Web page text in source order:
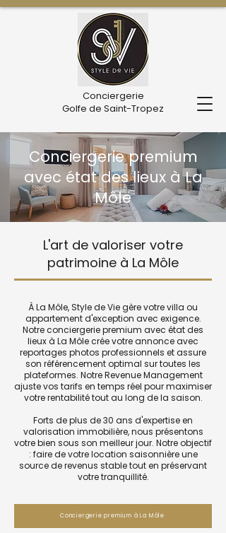
Conciergerie
Golfe de Saint-Tropez
Conciergerie premium
avec état des lieux à La
Môle
L'art de valoriser votre
patrimoine à La Môle
À La Môle, Style de Vie gère votre villa ou
appartement d'exception avec exigence.
Notre conciergerie premium avec état des
lieux à La Môle crée votre annonce avec
reportages photos professionnels et assure
son référencement optimal sur toutes les
plateformes. Notre Revenue Management
ajuste vos tarifs en temps réel pour maximiser
votre rentabilité tout au long de la saison.
Forts de plus de 30 ans d'expertise en
valorisation immobilière, nous présentons
votre bien sous son meilleur jour. Notre objectif
: faire de votre location saisonnière une
source de revenus stable tout en préservant
votre tranquillité.
Conciergerie premium à La Môle